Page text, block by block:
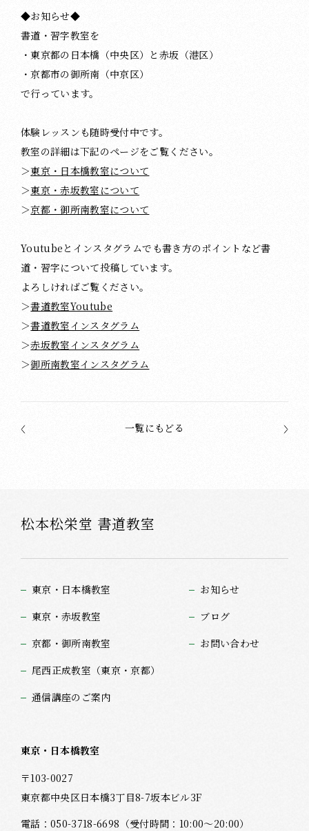
◆お知らせ◆
書道・習字教室を
・東京都の日本橋（中央区）と赤坂（港区）
・京都市の御所南（中京区）
で行っています。
体験レッスンも随時受付中です。
教室の詳細は下記のページをご覧ください。
＞東京・日本橋教室について
＞東京・赤坂教室について
＞京都・御所南教室について
Youtubeとインスタグラムでも書き方のポイントなど書
道・習字について投稿しています。
よろしければご覧ください。
＞書道教室Youtube
＞書道教室インスタグラム
＞赤坂教室インスタグラム
＞御所南教室インスタグラム
一覧にもどる
松本松栄堂 書道教室
東京・日本橋教室
東京・赤坂教室
京都・御所南教室
尾西正成教室（東京・京都）
通信講座のご案内
お知らせ
ブログ
お問い合わせ
東京・日本橋教室
〒103-0027
東京都中央区日本橋3丁目8-7坂本ビル3F
電話：050-3718-6698 （受付時間：10:00～20:00）